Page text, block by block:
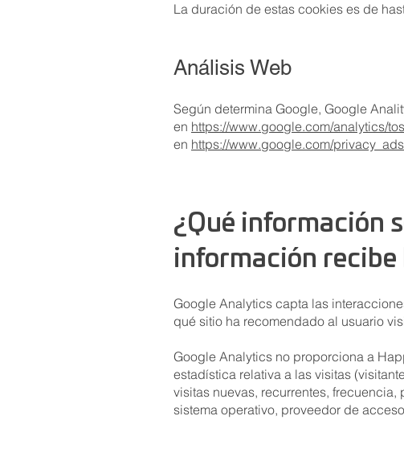
La duración de estas cookies es de
Análisis Web
Según determina Google, Google
en https://www.google.com/analytics/
en https://www.google.com/
¿Qué información
información recibe
Google Analytics capta las
qué sitio ha recomendado al usuario
Google Analytics no proporciona a
estadística relativa a las visitas
visitas nuevas, recurrentes,
sistema operativo, proveedor de